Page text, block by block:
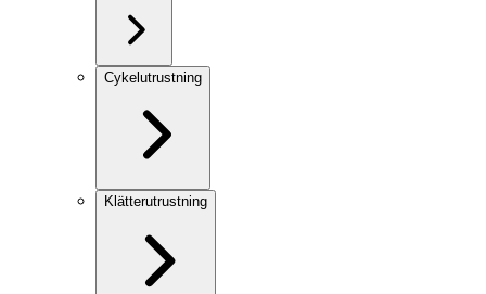
Cykelutrustning
Klätterutrustning